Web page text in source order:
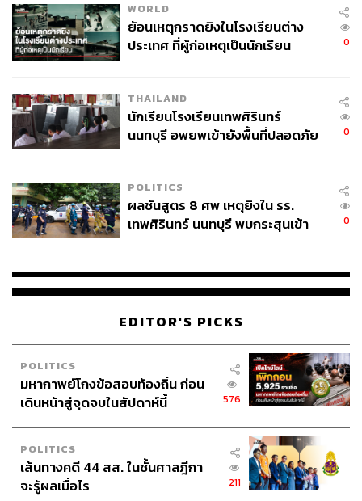
WORLD
ย้อนเหตุกราดยิงในโรงเรียนต่าง
ประเทศ ที่ผู้ก่อเหตุเป็นนักเรียน
0
THAILAND
นักเรียนโรงเรียนเทพศิรินทร์
นนทบุรี อพยพเข้ายังพื้นที่ปลอดภัย
0
POLITICS
ผลชันสูตร 8 ศพ เหตุยิงใน รร.
เทพศิรินทร์ นนทบุรี พบกระสุนเข้า
0
EDITOR'S PICKS
POLITICS
มหากาพย์โกงข้อสอบท้องถิ่น ก่อน
เดินหน้าสู่จุดจบในสัปดาห์นี้
576
POLITICS
เส้นทางคดี 44 สส. ในชั้นศาลฎีกา
จะรู้ผลเมื่อไร
211